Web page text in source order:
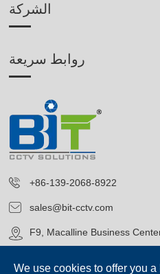
الشركة
روابط سريعة
+86-139-2068-8922
sales@bit-cctv.com
F9, Macalline Business
We use cookies to offer you